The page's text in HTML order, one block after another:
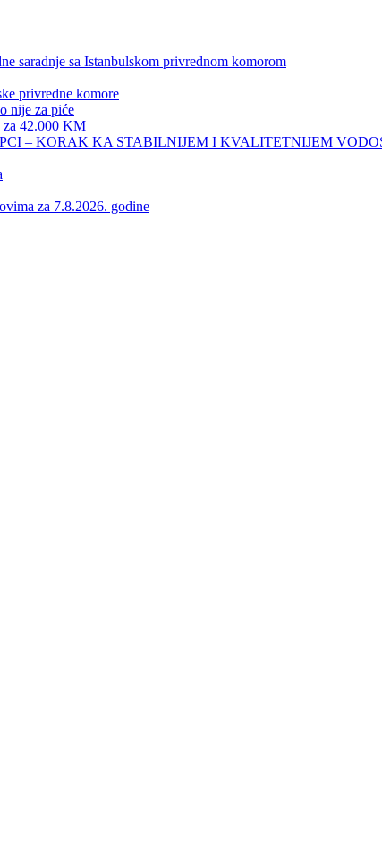
saradnje sa Istanbulskom privrednom komorom
privredne komore
nije za piće
za 42.000 KM
– KORAK KA STABILNIJEM I KVALITETNIJEM
za 7.8.2026. godine